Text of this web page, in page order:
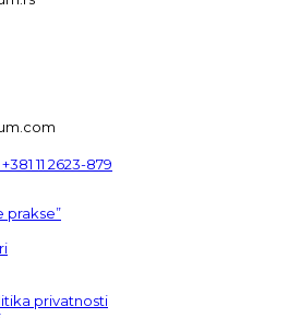
+381 11 2623-879
prakse”
privatnosti